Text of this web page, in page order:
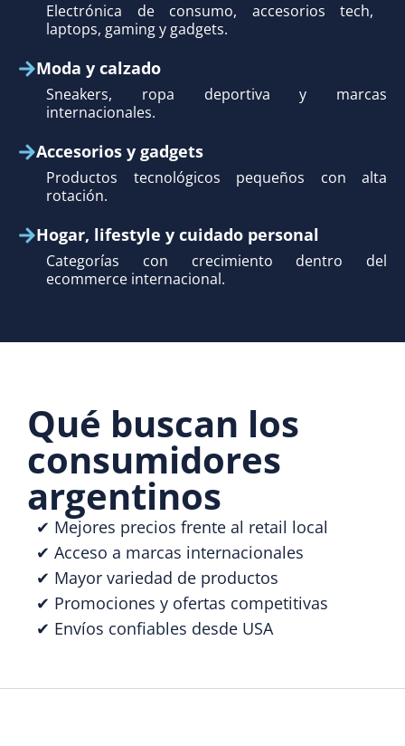
Electrónica de consumo, accesorios tech,
laptops, gaming y gadgets.
Moda y calzado
Sneakers, ropa deportiva y marcas
internacionales.
Accesorios y gadgets
Productos tecnológicos pequeños con alta
rotación.
Hogar, lifestyle y cuidado personal
Categorías con crecimiento dentro del
ecommerce internacional.
Qué buscan los
consumidores
argentinos
✔ Mejores precios frente al retail local
✔ Acceso a marcas internacionales
✔ Mayor variedad de productos
✔ Promociones y ofertas competitivas
✔ Envíos confiables desde USA